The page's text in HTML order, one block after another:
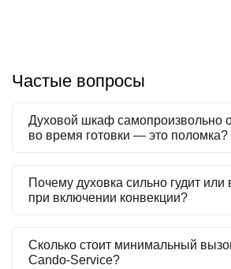
Частые вопросы
Духовой шкаф самопроизвольно
во время готовки — это поломка?
Почему духовка сильно гудит или
при включении конвекции?
Сколько стоит минимальный
Cando-Service?